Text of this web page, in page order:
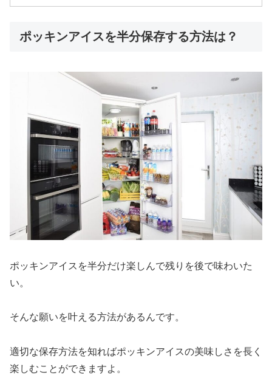
ポッキンアイスを半分保存する方法は？
ポッキンアイスを半分だけ楽しんで残りを後で味わいた
い。
そんな願いを叶える方法があるんです。
適切な保存方法を知ればポッキンアイスの美味しさを長く
楽しむことができますよ。